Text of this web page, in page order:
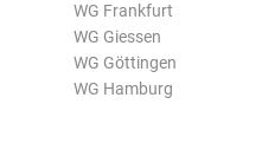
WG Frankfurt
WG Giessen
WG Göttingen
WG Hamburg